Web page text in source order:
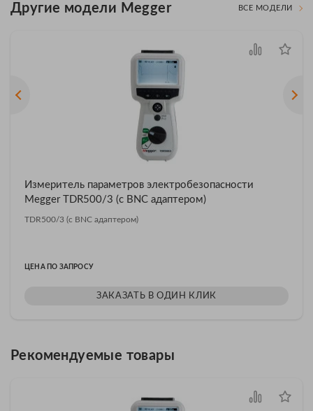
Другие модели Megger ВСЕ МОДЕЛИ
Измеритель параметров электробезопасности
Megger TDR500/3 (с BNC адаптером)
TDR500/3 (с BNC адаптером)
ЦЕНА ПО ЗАПРОСУ
ЗАКАЗАТЬ В ОДИН КЛИК
Рекомендуемые товары